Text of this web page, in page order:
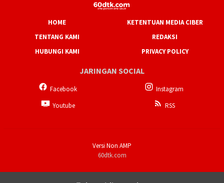
HOME
KETENTUAN MEDIA CIBER
TENTANG KAMI
REDAKSI
HUBUNGI KAMI
PRIVACY POLICY
JARINGAN SOCIAL
Facebook
Instagram
Youtube
RSS
Versi Non AMP
60dtk.com